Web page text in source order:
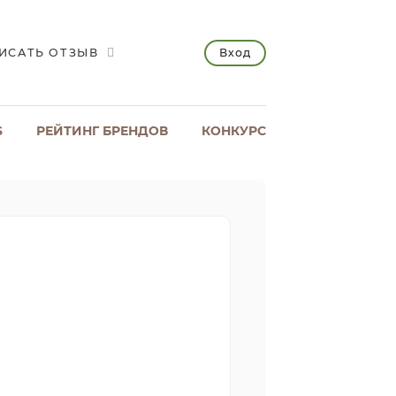
ОТЗЫВ Вход
РЕЙТИНГ БРЕНДОВ КОНКУРС